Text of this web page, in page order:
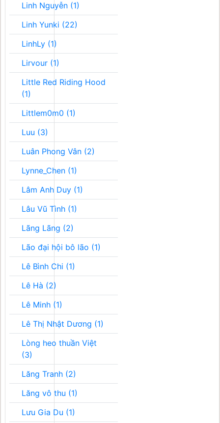
Linh Nguyễn (1)
Linh Yunki (22)
LinhLy (1)
Lirvour (1)
Little Red Riding Hood
(1)
Littlem0m0 (1)
Luu (3)
Luân Phong Vân (2)
Lynne_Chen (1)
Lâm Anh Duy (1)
Lâu Vũ Tình (1)
Lãng Lãng (2)
Lão đại hội bô lão (1)
Lê Bình Chi (1)
Lê Hà (2)
Lê Minh (1)
Lê Thị Nhật Dương (1)
Lòng heo thuần Việt
(3)
Lăng Tranh (2)
Lăng vô thu (1)
Lưu Gia Du (1)